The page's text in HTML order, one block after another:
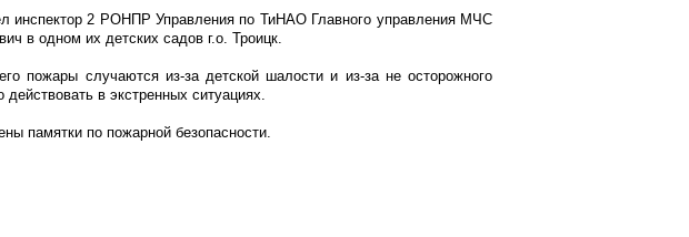
инспектор 2 РОНПР Управления по ТиНАО Главного управления МЧС
в одном их детских садов г.о. Троицк.
пожары случаются из-за детской шалости и из-за не осторожного
в экстренных ситуациях.
памятки по пожарной безопасности.